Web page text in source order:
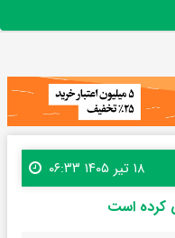
۱۸ تیر ۱۴۰۵ ۰۶:۳۳
کرده است